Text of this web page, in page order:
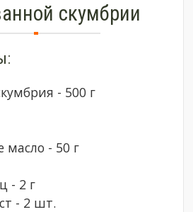
скумбрии
- 500 г
масло - 50 г
- 2 г
- 2 шт.